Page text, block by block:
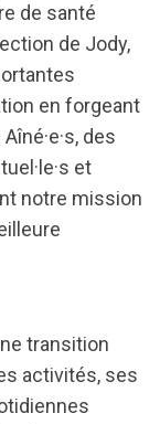
de santé
de Jody,
en forgeant
des
·le·s et
notre mission
transition
activités, ses